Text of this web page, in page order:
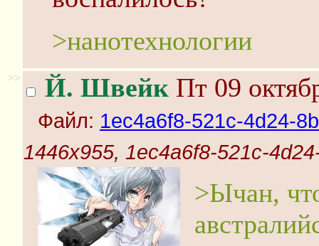
>нaнoтехнологии
>> Й. Швейк Пт 09
Файл: 1ec4a6f8-521c-4d24-
1446x955, 1ec4a6f8-521c-
>Ычан,